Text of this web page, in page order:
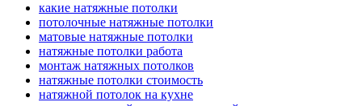
какие натяжные потолки
потолочные натяжные потолки
матовые натяжные потолки
натяжные потолки работа
монтаж натяжных потолков
натяжные потолки стоимость
натяжной потолок на кухне